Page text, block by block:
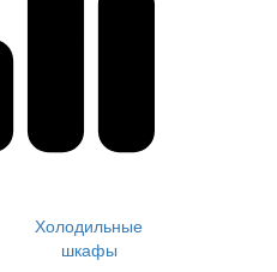
Холодильные
шкафы